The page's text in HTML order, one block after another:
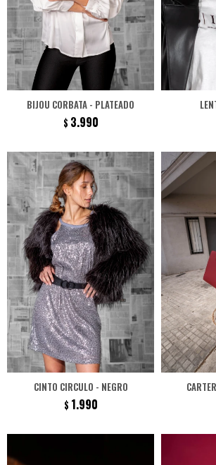
BIJOU CORBATA - PLATEADO
$ 3.990
CINTO CIRCULO - NEGRO
$ 1.990